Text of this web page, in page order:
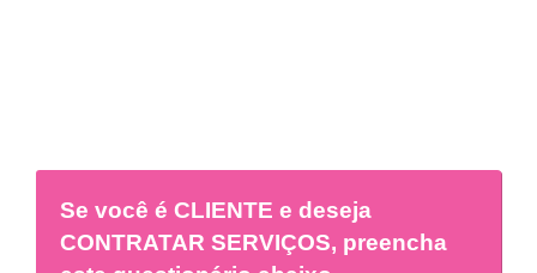
Se você é CLIENTE e deseja
CONTRATAR SERVIÇOS, preencha